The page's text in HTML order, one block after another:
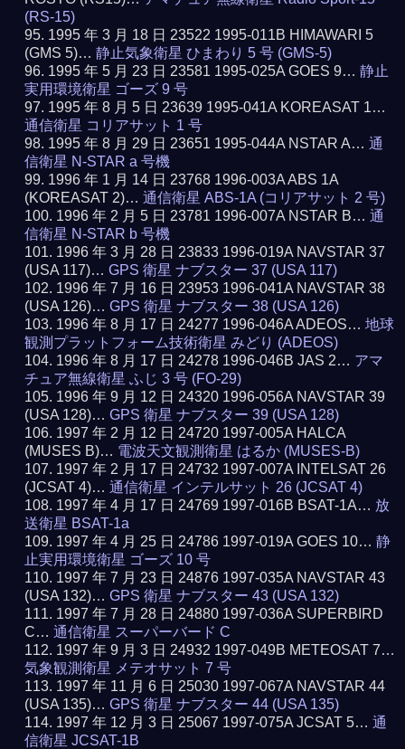
(RS-15)
1995 年 3 月 18 日 23522 1995-011B HIMAWARI 5
(GMS 5)…静止気象衛星 ひまわり 5 号 (GMS-5)
1995 年 5 月 23 日 23581 1995-025A GOES 9…静止
実用環境衛星 ゴーズ 9 号
1995 年 8 月 5 日 23639 1995-041A KOREASAT 1…
通信衛星 コリアサット 1 号
1995 年 8 月 29 日 23651 1995-044A NSTAR A…通
信衛星 N-STAR a 号機
1996 年 1 月 14 日 23768 1996-003A ABS 1A
(KOREASAT 2)…通信衛星 ABS-1A (コリアサット 2 号)
1996 年 2 月 5 日 23781 1996-007A NSTAR B…通
信衛星 N-STAR b 号機
1996 年 3 月 28 日 23833 1996-019A NAVSTAR 37
(USA 117)…GPS 衛星 ナブスター 37 (USA 117)
1996 年 7 月 16 日 23953 1996-041A NAVSTAR 38
(USA 126)…GPS 衛星 ナブスター 38 (USA 126)
1996 年 8 月 17 日 24277 1996-046A ADEOS…地球
観測プラットフォーム技術衛星 みどり (ADEOS)
1996 年 8 月 17 日 24278 1996-046B JAS 2… アマ
チュア無線衛星 ふじ 3 号 (FO-29)
1996 年 9 月 12 日 24320 1996-056A NAVSTAR 39
(USA 128)…GPS 衛星 ナブスター 39 (USA 128)
1997 年 2 月 12 日 24720 1997-005A HALCA
(MUSES B)… 電波天文観測衛星 はるか (MUSES-B)
1997 年 2 月 17 日 24732 1997-007A INTELSAT 26
(JCSAT 4)…通信衛星 インテルサット 26 (JCSAT 4)
1997 年 4 月 17 日 24769 1997-016B BSAT-1A… 放
送衛星 BSAT-1a
1997 年 4 月 25 日 24786 1997-019A GOES 10…静
止実用環境衛星 ゴーズ 10 号
1997 年 7 月 23 日 24876 1997-035A NAVSTAR 43
(USA 132)…GPS 衛星 ナブスター 43 (USA 132)
1997 年 7 月 28 日 24880 1997-036A SUPERBIRD
C…通信衛星 スーパーバード C
1997 年 9 月 3 日 24932 1997-049B METEOSAT 7…
気象観測衛星 メテオサット 7 号
1997 年 11 月 6 日 25030 1997-067A NAVSTAR 44
(USA 135)…GPS 衛星 ナブスター 44 (USA 135)
1997 年 12 月 3 日 25067 1997-075A JCSAT 5…通
信衛星 JCSAT-1B